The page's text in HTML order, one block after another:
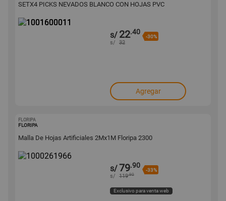
SETX4 PICKS NEVADOS BLANCO CON HOJAS PVC
s/ 22.40
-30%
s/ 32
Agregar
FLORIPA
FLORIPA
Malla De Hojas Artificiales 2Mx1M Floripa 2300
s/79.90
-33%
s/ 119.90
Exclusivo para venta web